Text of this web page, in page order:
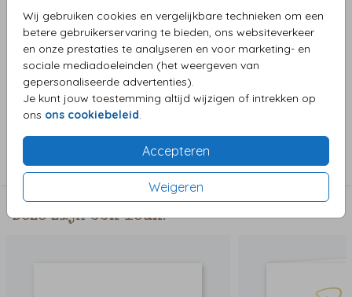
Wij gebruiken cookies en vergelijkbare technieken om een
betere gebruikerservaring te bieden, ons websiteverkeer
en onze prestaties te analyseren en voor marketing- en
sociale mediadoeleinden (het weergeven van
gepersonaliseerde advertenties).
Je kunt jouw toestemming altijd wijzigen of intrekken op
ons ons cookiebeleid
Accepteren
Weigeren
Omschrijving
Prachtig geillustreerd geboortekaartje van een jongen en
broertje in kar met herfst achtergrond. Lieve bosdieren zijn
toegevoegd zoals een eekhoorn, ree, slak en egeltje.
Collectie
Jongenskaart
Deze zijn ook leuk!